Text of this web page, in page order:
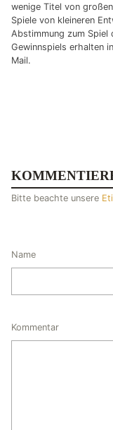
wenige Titel von
Spiele von kleineren
Abstimmung zum Spiel
Gewinnspiels erhalten
Mail.
Bitte beachte unsere
Name
Kommentar